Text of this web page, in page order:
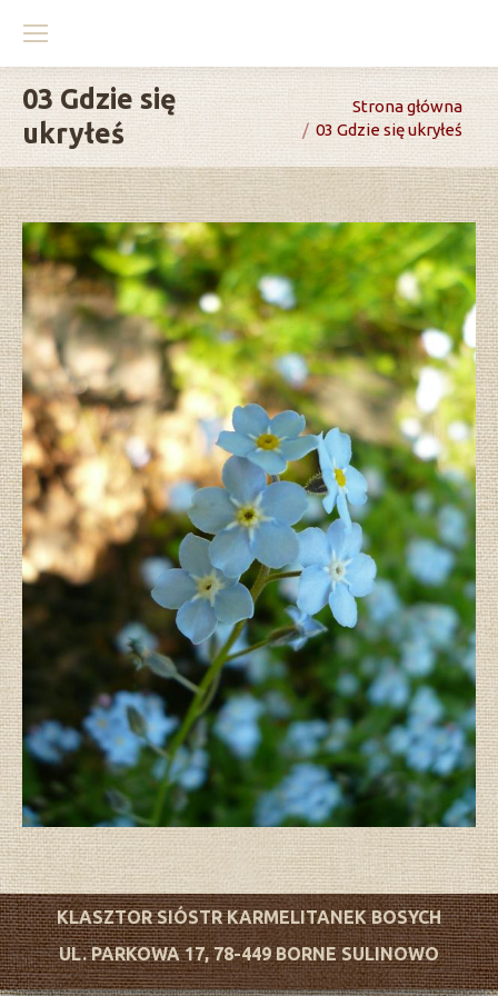
03 Gdzie się
ukryłeś
You are here:
Strona główna
03 Gdzie się ukryłeś
KLASZTOR SIÓSTR KARMELITANEK BOSYCH
UL. PARKOWA 17, 78-449 BORNE SULINOWO